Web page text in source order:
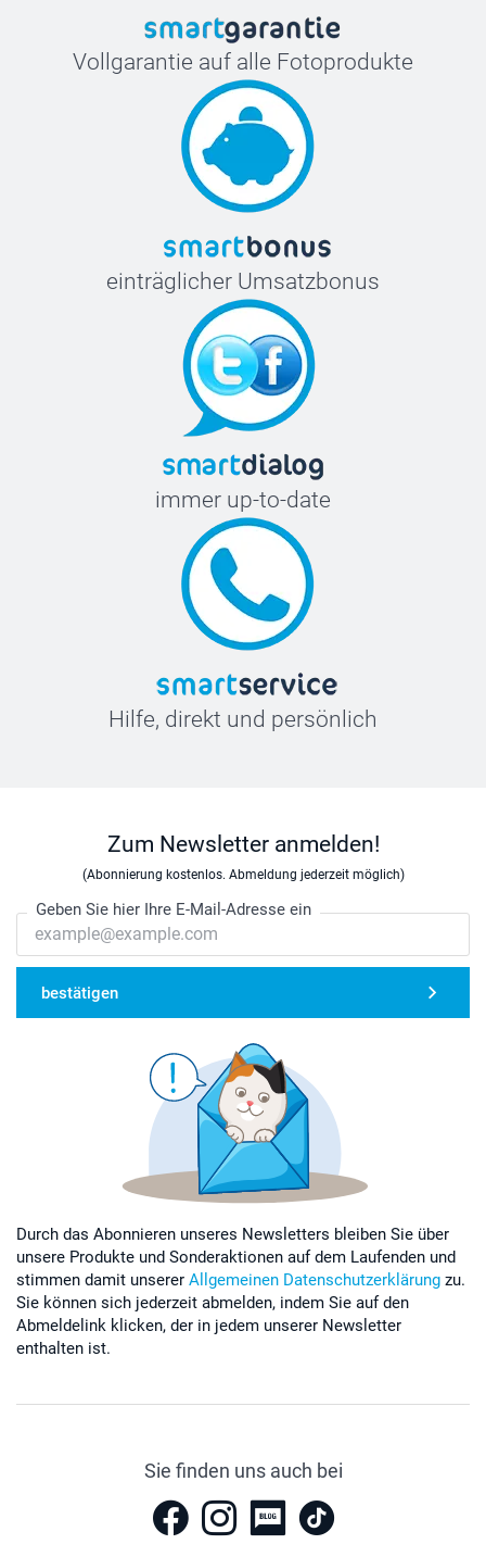
Vollgarantie auf alle Fotoprodukte
einträglicher Umsatzbonus
immer up-to-date
Hilfe, direkt und persönlich
Zum Newsletter anmelden!
(Abonnierung kostenlos. Abmeldung jederzeit möglich)
Geben Sie hier Ihre E-Mail-Adresse ein
bestätigen
Durch das Abonnieren unseres Newsletters bleiben Sie über
unsere Produkte und Sonderaktionen auf dem Laufenden und
stimmen damit unserer Allgemeinen Datenschutzerklärung zu.
Sie können sich jederzeit abmelden, indem Sie auf den
Abmeldelink klicken, der in jedem unserer Newsletter
enthalten ist.
Sie finden uns auch bei